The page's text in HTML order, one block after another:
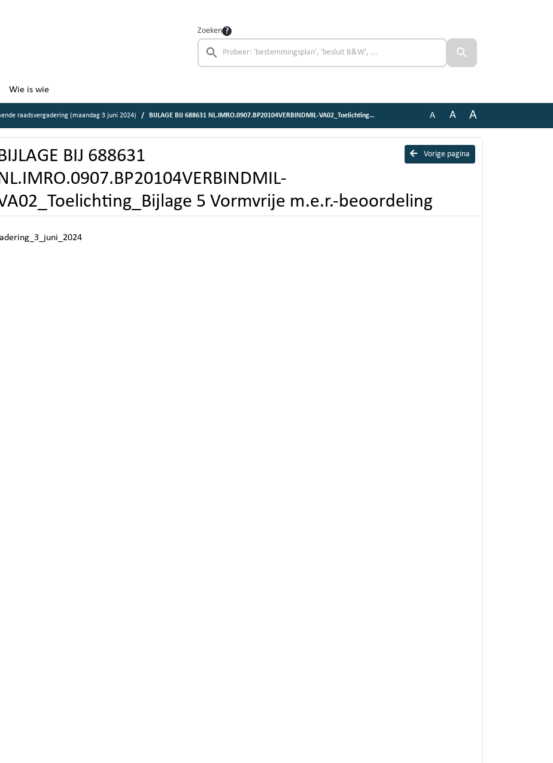
Zoeken
Wie is wie
raadsvergadering (maandag 3 juni 2024) BIJLAGE BIJ 688631 NL.IMRO.0907.BP20104VERBINDMIL-VA02_Toelichting_Bijlage 5 Vormvrije m.e.r.-beoordeling A A A
Vorige pagina
BIJ 688631
5 Vormvrije m.e.r.-beoordeling